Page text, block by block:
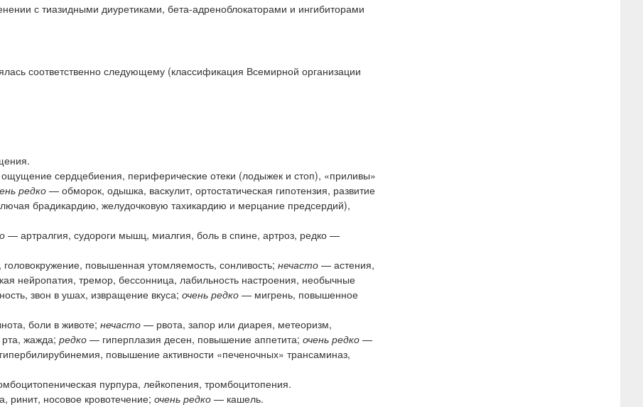
с тиазидными диуретиками, бета-адреноблокаторами и ингибиторами
соответственно следующему (классификация Всемирной организации
сердцебиения, периферические отеки (лодыжек и стоп), «приливы»
редко— обморок, одышка, васкулит, ортостатическая гипотензия, развитие
брадикардию, желудочковую тахикардию и мерцание предсердий),
— артралгия, судороги мышц, миалгия, боль в спине, артроз, редко —
повышенная утомляемость, сонливость; нечасто — астения,
нейропатия, тремор, бессонница, лабильность настроения, необычные
звон в ушах, извращение вкуса; очень редко — мигрень, повышенное
боли в животе; нечасто — рвота, запор или диарея, метеоризм,
рта, жажда; редко — гиперплазия десен, повышение аппетита; очень редко —
повышение активности «печеночных» трансаминаз,
пурпура, лейкопения, тромбоцитопения.
ринит, носовое кровотечение; очень редко — кашель.